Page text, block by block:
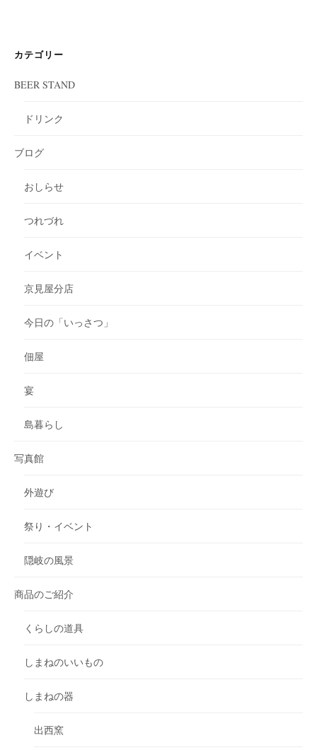
カテゴリー
BEER STAND
ドリンク
ブログ
おしらせ
つれづれ
イベント
京見屋分店
今日の「いっさつ」
佃屋
宴
島暮らし
写真館
外遊び
祭り・イベント
隠岐の風景
商品のご紹介
くらしの道具
しまねのいいもの
しまねの器
出西窯